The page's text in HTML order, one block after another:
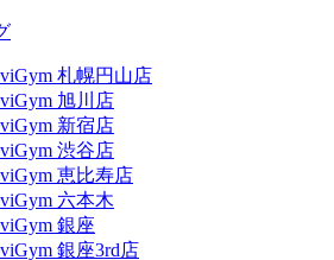
札幌円山店
旭川店
新宿店
渋谷店
恵比寿店
六本木
銀座
銀座3rd店